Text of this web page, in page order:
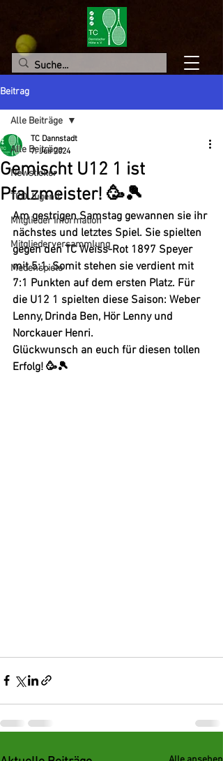
Beitrag
Alle Beiträge
Newsticker
TCD Jugend
Mitglieder Information
Mitgliederversammlung
Medenspiele
Alle Beiträge
Gemischt U12 1 ist
Pfalzmeister! 🥳🎾
TC Dannstadt
7. Juli 2024
Am gestrigen Samstag gewannen sie ihr
nächstes und letztes Spiel. Sie spielten
gegen den TC Weiss-Rot 1897 Speyer
mit 5:1. Somit stehen sie verdient mit
7:1 Punkten auf dem ersten Platz. Für
die U12 1 spielten diese Saison: Weber
Lenny, Drinda Ben, Hör Lenny und
Norckauer Henri.
Glückwunsch an euch für diesen tollen
Erfolg! 🥳🎾